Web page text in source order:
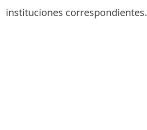
instituciones correspondientes.